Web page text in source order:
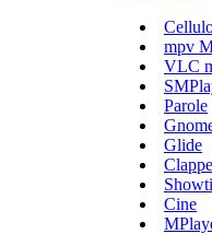
mpv
VLC
Parole
Glide
Cine